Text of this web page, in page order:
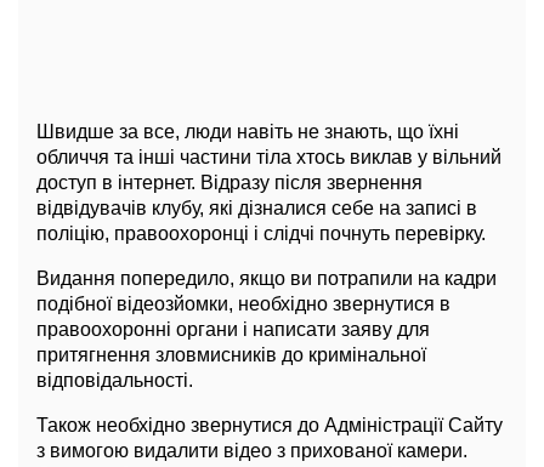
Швидше за все, люди навіть не знають, що їхні
обличчя та інші частини тіла хтось виклав у вільний
доступ в інтернет. Відразу після звернення
відвідувачів клубу, які дізналися себе на записі в
поліцію, правоохоронці і слідчі почнуть перевірку.
Видання попередило, якщо ви потрапили на кадри
подібної відеозйомки, необхідно звернутися в
правоохоронні органи і написати заяву для
притягнення зловмисників до кримінальної
відповідальності.
Також необхідно звернутися до Адміністрації Сайту
з вимогою видалити відео з прихованої камери.